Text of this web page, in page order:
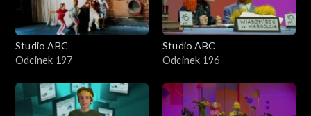
Studio ABC
Odcinek 197
Studio ABC
Odcinek 196